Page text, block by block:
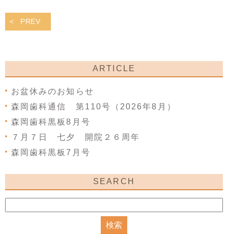
PREV
ARTICLE
お盆休みのお知らせ
森岡歯科通信 第110号（2026年8月）
森岡歯科黒板8月号
７月７日 七夕 開院２６周年
森岡歯科黒板7月号
SEARCH